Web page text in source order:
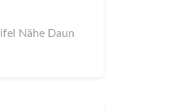
Nähe Daun